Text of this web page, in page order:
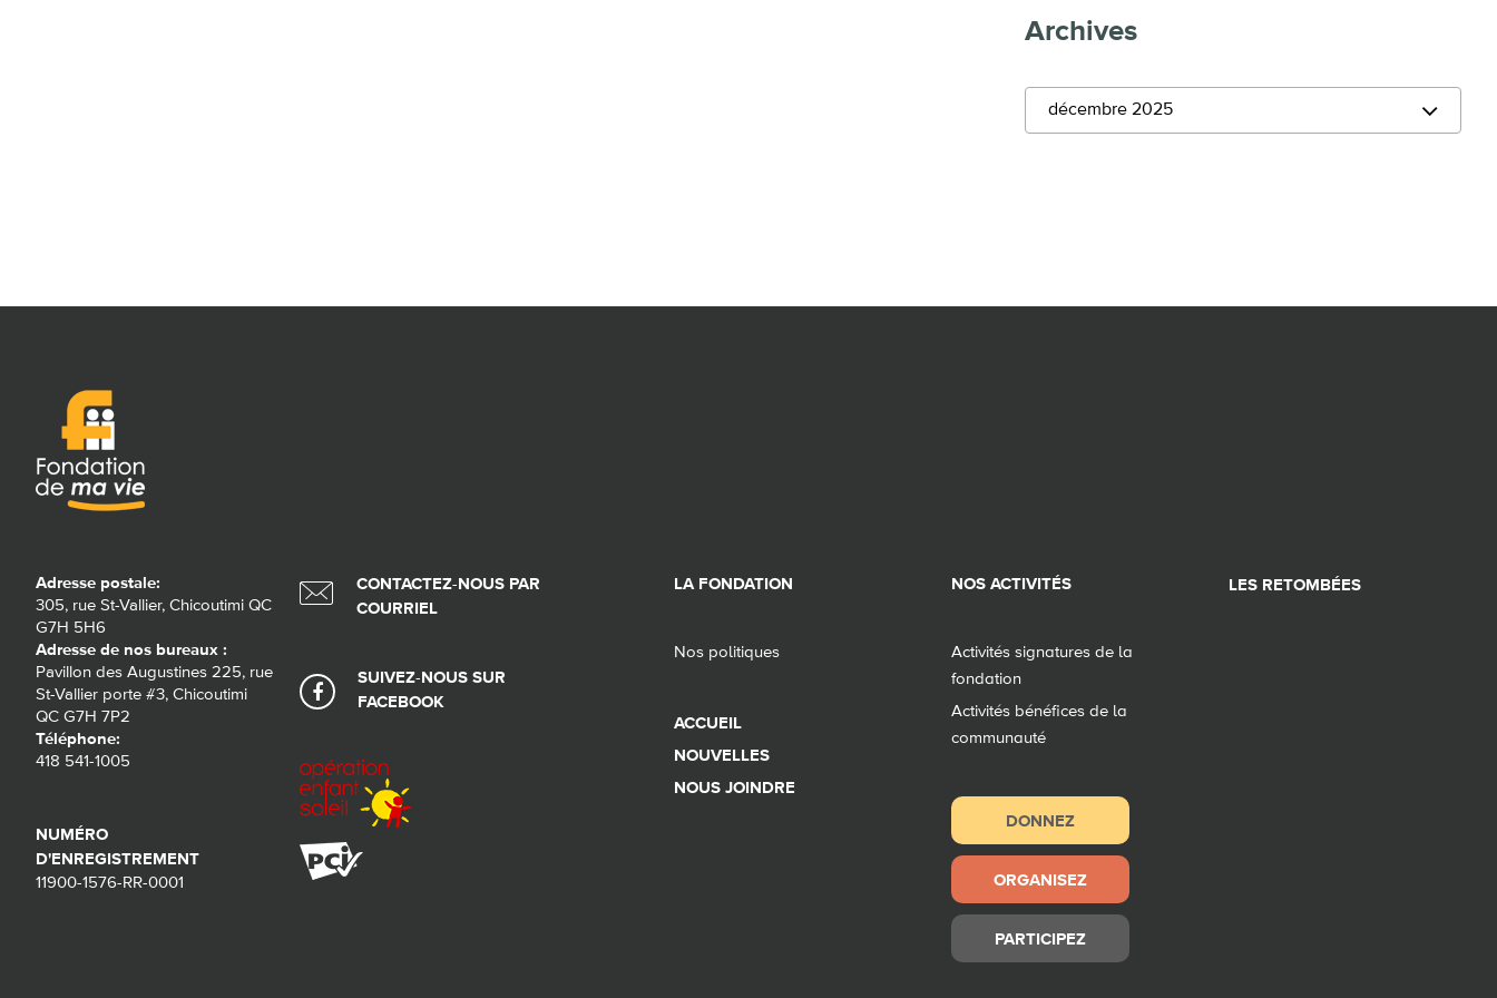
Archives
décembre 2025
Adresse postale:
305, rue St-Vallier, Chicoutimi QC
G7H 5H6
Adresse de nos bureaux :
Pavillon des Augustines 225, rue
St-Vallier porte #3, Chicoutimi
QC G7H 7P2
Téléphone:
418 541-1005
NUMÉRO
D'ENREGISTREMENT
11900-1576-RR-0001
CONTACTEZ-NOUS PAR
COURRIEL
SUIVEZ-NOUS SUR
FACEBOOK
LA FONDATION
Nos politiques
ACCUEIL
NOUVELLES
NOUS JOINDRE
NOS ACTIVITÉS
Activités signatures de la
fondation
Activités bénéfices de la
communauté
DONNEZ
ORGANISEZ
PARTICIPEZ
LES RETOMBÉES